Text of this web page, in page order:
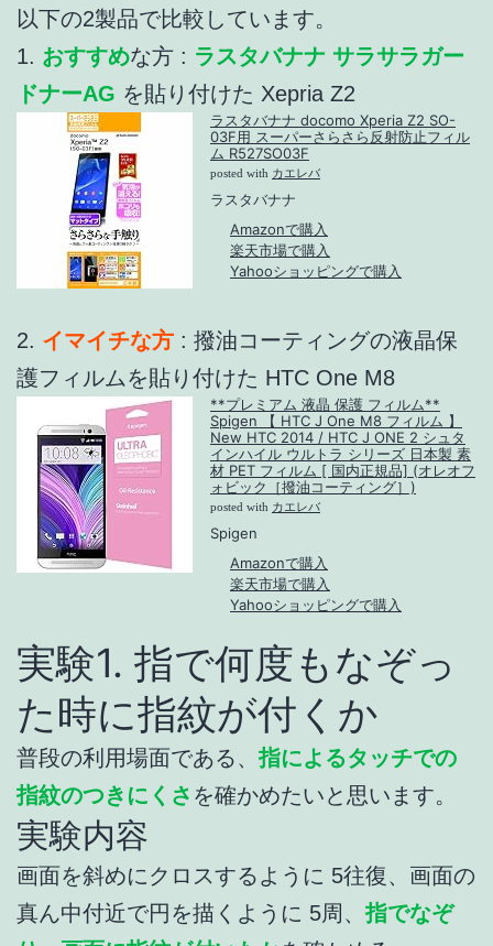
以下の2製品で比較しています。
1. おすすめな方 : ラスタバナナ サラサラガー
ドナーAG を貼り付けた Xepria Z2
ラスタバナナ docomo Xperia Z2 SO-
03F用 スーパーさらさら反射防止フィル
ム R527SO03F
posted with カエレバ
ラスタバナナ
Amazonで購入
楽天市場で購入
Yahooショッピングで購入
2. イマイチな方 : 撥油コーティングの液晶保
護フィルムを貼り付けた HTC One M8
**プレミアム 液晶 保護 フィルム**
Spigen 【 HTC J One M8 フィルム 】
New HTC 2014 / HTC J ONE 2 シュタ
インハイル ウルトラ シリーズ 日本製 素
材 PET フィルム [ 国内正規品] (オレオフ
ォビック［撥油コーティング］)
posted with カエレバ
Spigen
Amazonで購入
楽天市場で購入
Yahooショッピングで購入
実験1. 指で何度もなぞっ
た時に指紋が付くか
普段の利用場面である、 指によるタッチでの
指紋のつきにくさ を確かめたいと思います。
実験内容
画面を斜めにクロスするように 5往復、画面の
真ん中付近で円を描くように 5周、 指でなぞ